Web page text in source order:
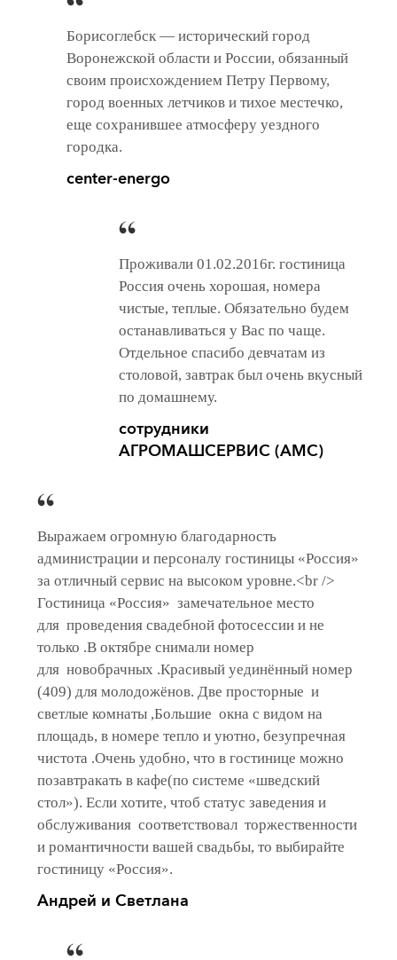
Борисоглебск — исторический город
Воронежской области и России, обязанный
своим происхождением Петру Первому,
город военных летчиков и тихое местечко,
еще сохранившее атмосферу уездного
городка.
center-energo
Проживали 01.02.2016г. гостиница
Россия очень хорошая, номера
чистые, теплые. Обязательно будем
останавливаться у Вас по чаще.
Отдельное спасибо девчатам из
столовой, завтрак был очень вкусный
по домашнему.
сотрудники
АГРОМАШСЕРВИС (АМС)
Выражаем огромную благодарность
администрации и персоналу гостиницы «Россия»
за отличный сервис на высоком уровне.<br />
Гостиница «Россия» замечательное место
для проведения свадебной фотосессии и не
только .В октябре снимали номер
для новобрачных .Красивый уединённый номер
(409) для молодожёнов. Две просторные и
светлые комнаты ,Большие окна с видом на
площадь, в номере тепло и уютно, безупречная
чистота .Очень удобно, что в гостинице можно
позавтракать в кафе(по системе «шведский
стол»). Если хотите, чтоб статус заведения и
обслуживания соответствовал торжественности
и романтичности вашей свадьбы, то выбирайте
гостиницу «Россия».
Андрей и Светлана